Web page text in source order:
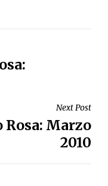
Next Post
Marzo
2010